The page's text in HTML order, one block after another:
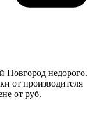
Новгород недорого.
от производителя
от руб.